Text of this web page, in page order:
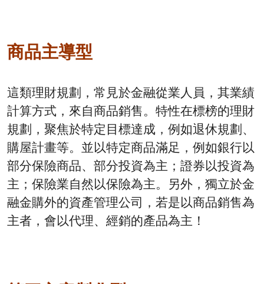
商品主導型
這類理財規劃，常見於金融從業人員，其業績
計算方式，來自商品銷售。特性在標榜的理財
規劃，聚焦於特定目標達成，例如退休規劃、
購屋計畫等。並以特定商品滿足，例如銀行以
部分保險商品、部分投資為主；證券以投資為
主；保險業自然以保險為主。另外，獨立於金
融金購外的資產管理公司，若是以商品銷售為
主者，會以代理、經銷的產品為主！